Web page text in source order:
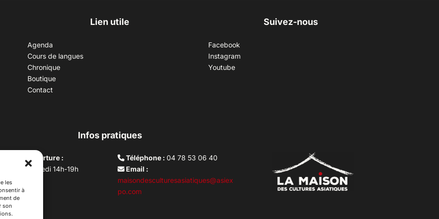
les
à
de
son
Lien utile
Agenda
Cours de langues
Chronique
Boutique
Contact
Suivez-nous
Facebook
Instagram
Youtube
Infos pratiques
d’ouverture :
au vendredi 14h-19h
10h –17h
lundi
Téléphone :04 78 53 06 40
Email :
maisondesculturesasiatiques@asiex
po.com